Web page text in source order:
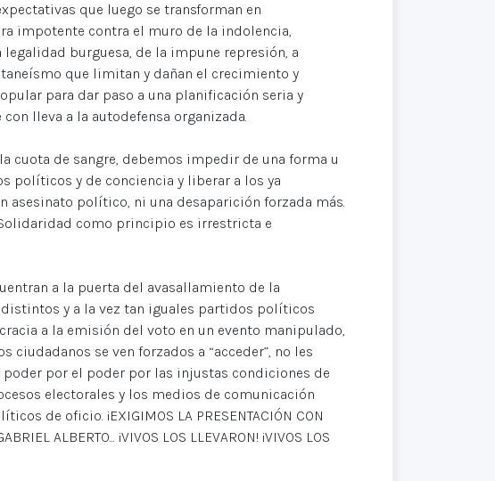
que luego se transforman en
impotente contra el muro de la indolencia,
burguesa, de la impune represión, a
que limitan y dañan el crecimiento y
para dar paso a una planificación seria y
lleva a la autodefensa organizada.
cuota de sangre, debemos impedir de una forma u
políticos y de conciencia y liberar a los ya
asesinato político, ni una desaparición forzada más.
como principio es irrestricta e
a la puerta del avasallamiento de la
y a la vez tan iguales partidos políticos
a la emisión del voto en un evento manipulado,
se ven forzados a “acceder”, no les
por el poder por las injustas condiciones de
electorales y los medios de comunicación
de oficio. ¡EXIGIMOS LA PRESENTACIÓN CON
ALBERTO... ¡VIVOS LOS LLEVARON! ¡VIVOS LOS